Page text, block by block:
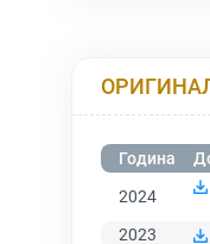
Година
2024
2023